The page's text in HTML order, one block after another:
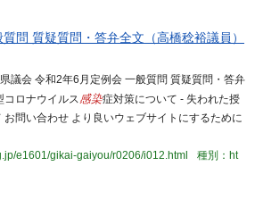
問 質疑質問・答弁全文（高橋稔裕議員）
議会 令和2年6月定例会 一般質問 質疑質問・答弁
コロナウイルス感染症対策について - 失われた授
問い合わせ より良いウェブサイトにするために
e1601/gikai-gaiyou/r0206/i012.html
種別：ht